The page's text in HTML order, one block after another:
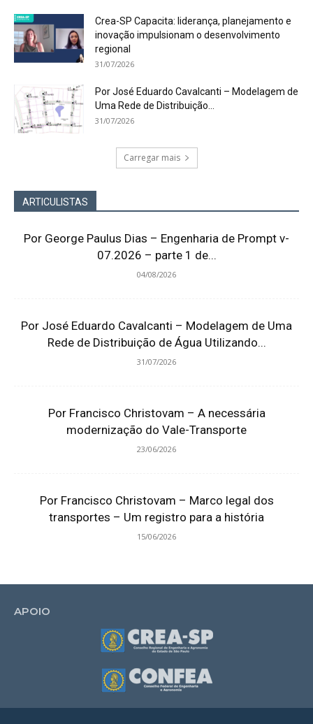
Crea-SP Capacita: liderança, planejamento e
inovação impulsionam o desenvolvimento
regional
31/07/2026
Por José Eduardo Cavalcanti – Modelagem de
Uma Rede de Distribuição...
31/07/2026
Carregar mais
ARTICULISTAS
Por George Paulus Dias – Engenharia de Prompt v-
07.2026 – parte 1 de...
04/08/2026
Por José Eduardo Cavalcanti – Modelagem de Uma
Rede de Distribuição de Água Utilizando...
31/07/2026
Por Francisco Christovam – A necessária
modernização do Vale-Transporte
23/06/2026
Por Francisco Christovam – Marco legal dos
transportes – Um registro para a história
15/06/2026
APOIO